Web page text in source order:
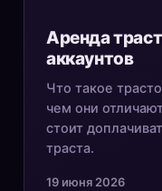
Аренда
аккаунтов
Что такое
чем они
стоит
траста.
19 июня 2026